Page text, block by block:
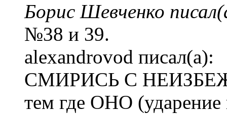
Борис Шевченко
№38 и 39.
alexandrovod писал(а):
СМИРИСЬ С
тем где ОНО